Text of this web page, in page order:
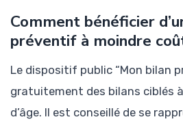
Comment bénéficier
préventif à moindre
Le dispositif public “Mon bilan
gratuitement des bilans ciblés
d’âge. Il est conseillé de se